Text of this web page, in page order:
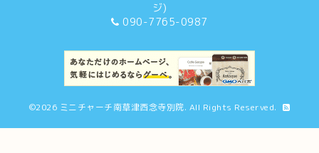
ジ)
090-7765-0987
©2026 ミニチャーチ南草津西念寺別院. All Rights Reserved.